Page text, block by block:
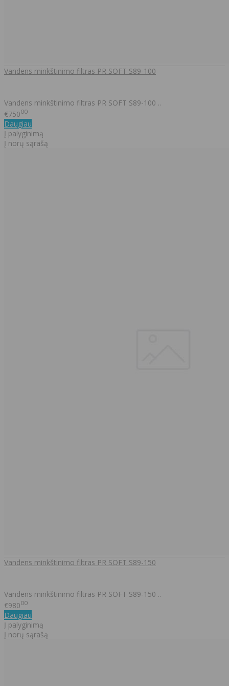
Vandens minkštinimo filtras PR SOFT S89-100
Vandens minkštinimo filtras PR SOFT S89-100 ..
€75000
Daugiau
Į palyginimą
Į norų sąrašą
Vandens minkštinimo filtras PR SOFT S89-150
Vandens minkštinimo filtras PR SOFT S89-150 ..
€98000
Daugiau
Į palyginimą
Į norų sąrašą